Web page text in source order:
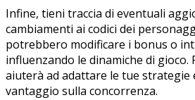
Infine, tieni traccia di eventuali
cambiamenti ai codici dei
potrebbero modificare i bonus o
influenzando le dinamiche di
aiuterà ad adattare le tue strategie
vantaggio sulla concorrenza.